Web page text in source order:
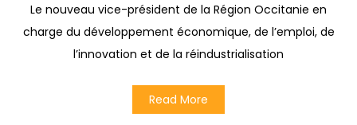
Le nouveau vice-président de la Région Occitanie en
charge du développement économique, de l’emploi, de
l’innovation et de la réindustrialisation
Read More